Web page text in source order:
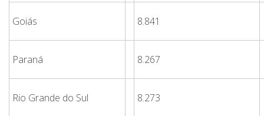
Goiás 8.841
Paraná 8.267
Rio Grande do Sul 8.273